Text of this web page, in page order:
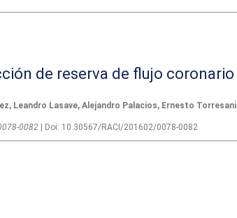
de reserva de flujo coronario
Leandro Lasave, Alejandro Palacios, Ernesto Torresani
0082 | Doi: 10.30567/RACI/201602/0078-0082